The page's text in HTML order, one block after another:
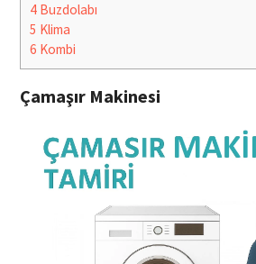
4Buzdolabı
5 Klima
6 Kombi
Çamaşır Makinesi